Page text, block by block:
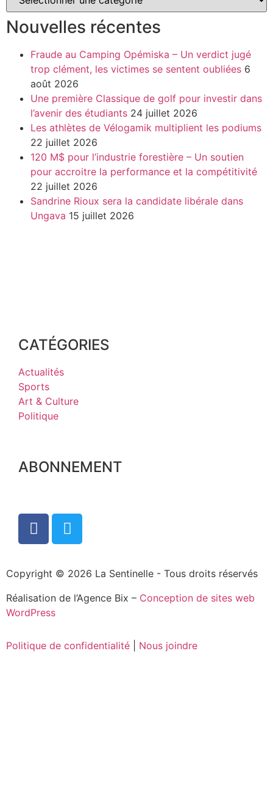
Nouvelles récentes
Fraude au Camping Opémiska – Un verdict jugé
trop clément, les victimes se sentent oubliées 6
août 2026
Une première Classique de golf pour investir dans
l’avenir des étudiants 24 juillet 2026
Les athlètes de Vélogamik multiplient les podiums
22 juillet 2026
120 M$ pour l’industrie forestière – Un soutien
pour accroitre la performance et la compétitivité
22 juillet 2026
Sandrine Rioux sera la candidate libérale dans
Ungava 15 juillet 2026
CATÉGORIES
Actualités
Sports
Art & Culture
Politique
ABONNEMENT
Copyright © 2026 La Sentinelle - Tous droits réservés
Réalisation de l’Agence Bix – Conception de sites web
WordPress
Politique de confidentialité Nous joindre